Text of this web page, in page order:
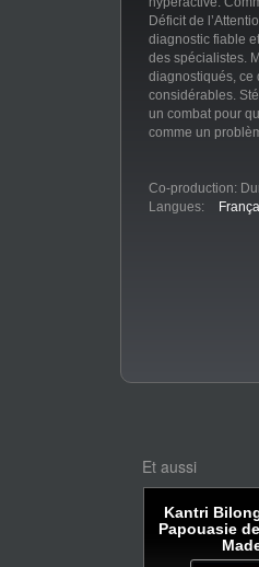
Déficit de
diagnostic fiable
des spécialistes.
diagnostiqués, ce
considérables.
un combat pour
comme un
Co-production:
Langues:
Et aussi
Kantri
Papouasie